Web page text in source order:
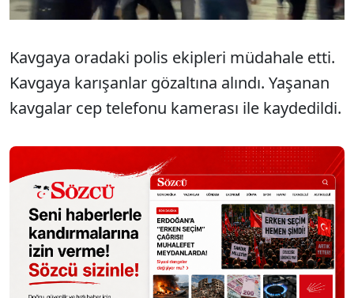
Kavgaya oradaki polis ekipleri müdahale etti.
Kavgaya karışanlar gözaltına alındı. Yaşanan
kavgalar cep telefonu kamerası ile kaydedildi.